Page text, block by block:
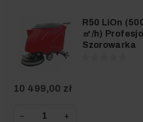
R50 LiOn
㎡/h)
Szorowarka
10 499,00 zł
− +